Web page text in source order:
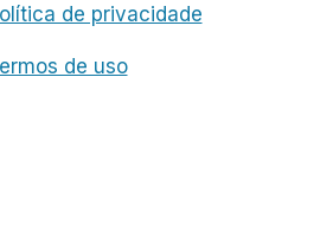
de privacidade
de uso